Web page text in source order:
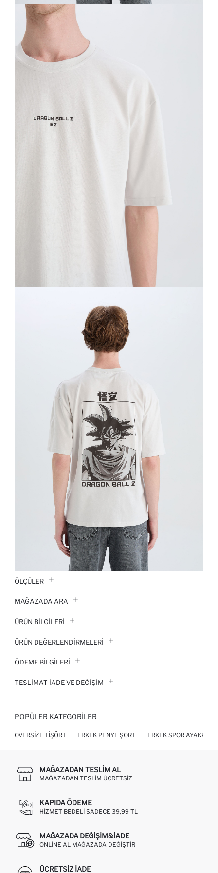
ÖLÇÜLER
MAĞAZADA ARA
ÜRÜN BILGILERI
ÜRÜN DEĞERLENDİRMELERİ
ÖDEME BİLGİLERİ
TESLIMAT İADE VE DEĞIŞIM
POPÜLER KATEGORILER
OVERSIZE TIŞÖRT ERKEK PENYE ŞORT ERKEK SPOR AYAKKABI
MAĞAZADAN TESLIM AL
MAĞAZADAN TESLIM ÜCRETSIZ
KAPIDA ÖDEME
HIZMET BEDELI SADECE 39,99 TL
MAĞAZADA DEĞIŞIM&İADE
ONLINE AL MAĞAZADA DEĞIŞTIR
ÜCRETSIZ IADE